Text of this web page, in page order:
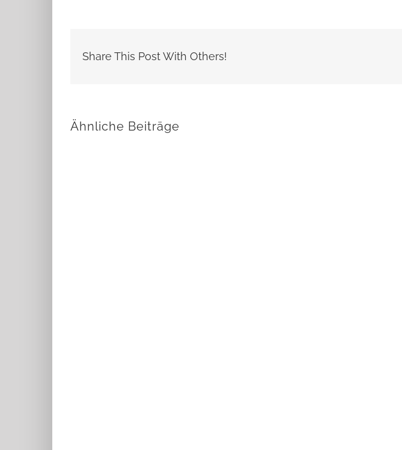
Share This Post With Others!
Ähnliche Beiträge